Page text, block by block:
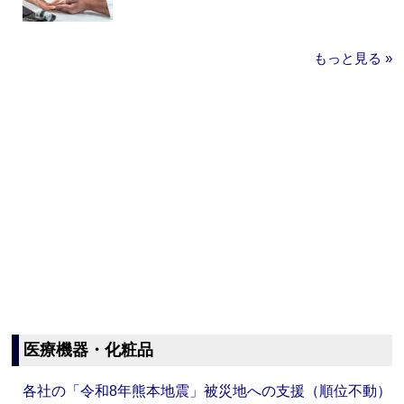
もっと見る »
医療機器・化粧品
各社の「令和8年熊本地震」被災地への支援（順位不動）